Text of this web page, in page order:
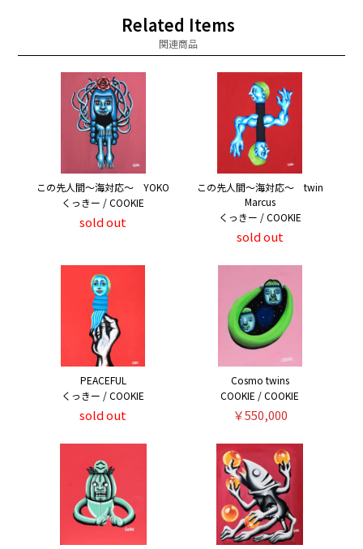
Related Items
関連商品
この先人間～海対応～ YOKO
くっきー / COOKIE
sold out
この先人間～海対応～ twin
Marcus
くっきー / COOKIE
sold out
PEACEFUL
くっきー / COOKIE
sold out
Cosmo twins
COOKIE / COOKIE
￥550,000